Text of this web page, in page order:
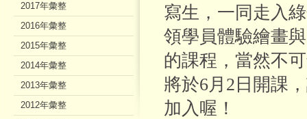
寫生，一同走入
領學員體驗繪畫
的課程，當然不
將於6月2日開課
加入喔！
2017年彙整
2016年彙整
2015年彙整
2014年彙整
2013年彙整
2012年彙整